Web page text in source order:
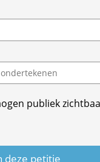
publiek